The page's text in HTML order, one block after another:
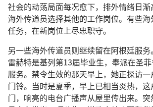
社会的动荡局面每况愈下，排外情绪日
海外传道员选择其他的工作岗位。有些
任务，在新岗位上尽忠职守。
另一些海外传道员则继续留在阿根廷服
雷赫特是基列第13届毕业生，奉派在圣
服务。禁令生效的那天早上，她正探访
门铃。当时是夏季，早上已相当炎热，
门，响亮的电台广播声从屋里传出来。